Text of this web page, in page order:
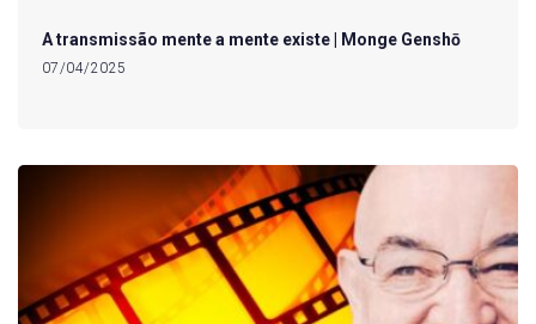
A transmissão mente a mente existe | Monge Genshō
07/04/2025